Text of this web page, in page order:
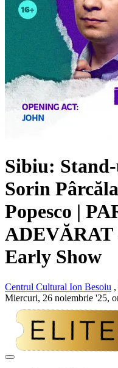
Sibiu:
Sorin
Popesco |
ADEVĂRAT
Early Show
Centrul Cultural Ion Besoiu
Miercuri, 26 noiembrie '25,
Adaugă